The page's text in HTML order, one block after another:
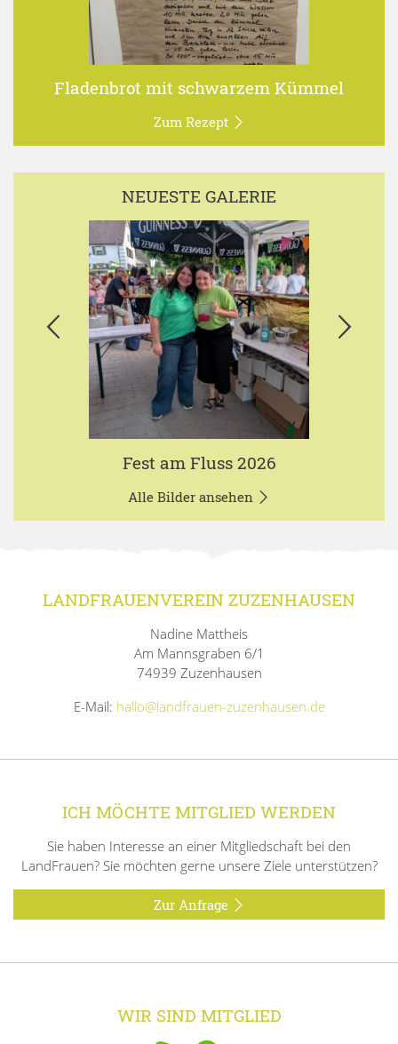
Fladenbrot mit schwarzem Kümmel
Zum Rezept
NEUESTE GALERIE
Fest am Fluss 2026
Alle Bilder ansehen
LANDFRAUENVEREIN ZUZENHAUSEN
Nadine Mattheis
Am Mannsgraben 6/1
74939 Zuzenhausen
E-Mail: hallo@landfrauen-zuzenhausen.de
ICH MÖCHTE MITGLIED WERDEN
Sie haben Interesse an einer Mitgliedschaft bei den
LandFrauen? Sie möchten gerne unsere Ziele unterstützen?
Zur Anfrage
WIR SIND MITGLIED